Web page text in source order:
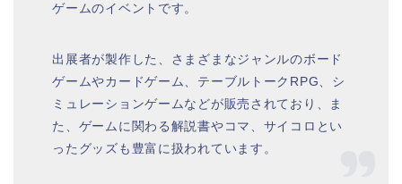
ゲームのイベントです。
出展者が製作した、さまざまなジャンルのボード
ゲームやカードゲーム、テーブルトークRPG、シ
ミュレーションゲームなどが販売されており、ま
た、ゲームに関わる解説書やコマ、サイコロとい
ったグッズも豊富に扱われています。